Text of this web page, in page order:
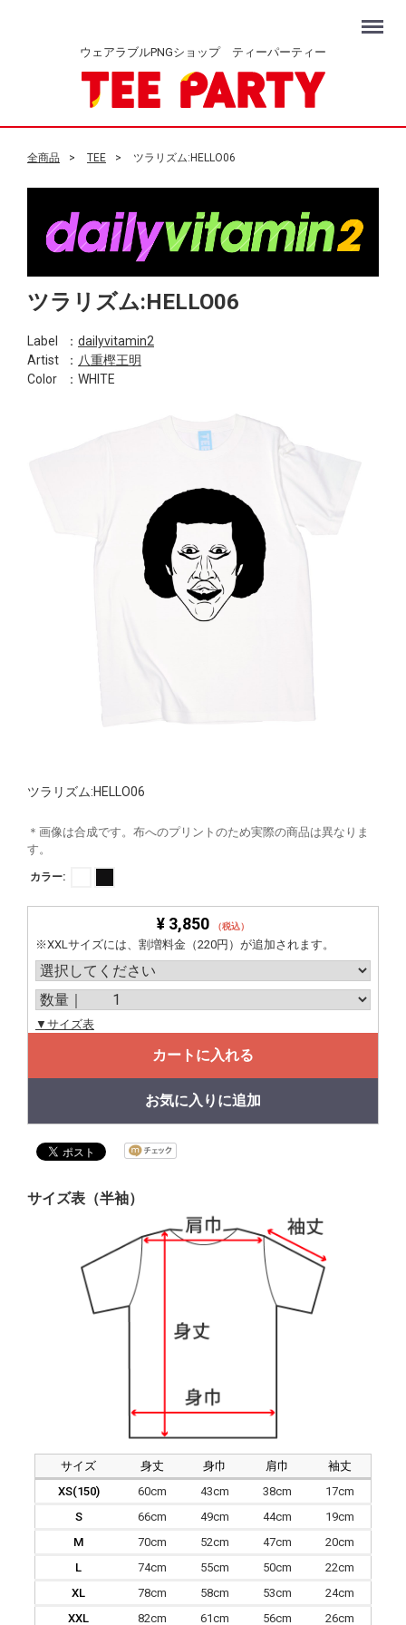
ウェアラブルPNGショップ ティーパーティー
Menu
全商品 TEE ツラリズム:HELLO06
ツラリズム:HELLO06
Label ： dailyvitamin2
Artist
： 八重樫王明
Color
：WHITE
ツラリズム:HELLO06
＊画像は合成です。布へのプリントのため実際の商品は異なりま
す。
カラー:
¥ 3,850 （税込）
※XXLサイズには、割増料金（220円）が追加されます。
▼サイズ表
カートに入れる
お気に入りに追加
サイズ表（半袖）
サイズ 身丈 身巾 肩巾
袖丈
XS(150)
60cm 43cm 38cm
17cm
S
66cm 49cm 44cm
19cm
M
70cm 52cm 47cm
20cm
L
74cm 55cm 50cm
22cm
XL
78cm 58cm 53cm
24cm
XXL
82cm 61cm 56cm 26cm